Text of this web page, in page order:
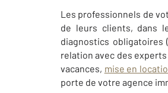
L es professionnels de
de leurs clients, dans
diagnostics obligatoires
relation avec des
vacances, mise en
porte de votre agence